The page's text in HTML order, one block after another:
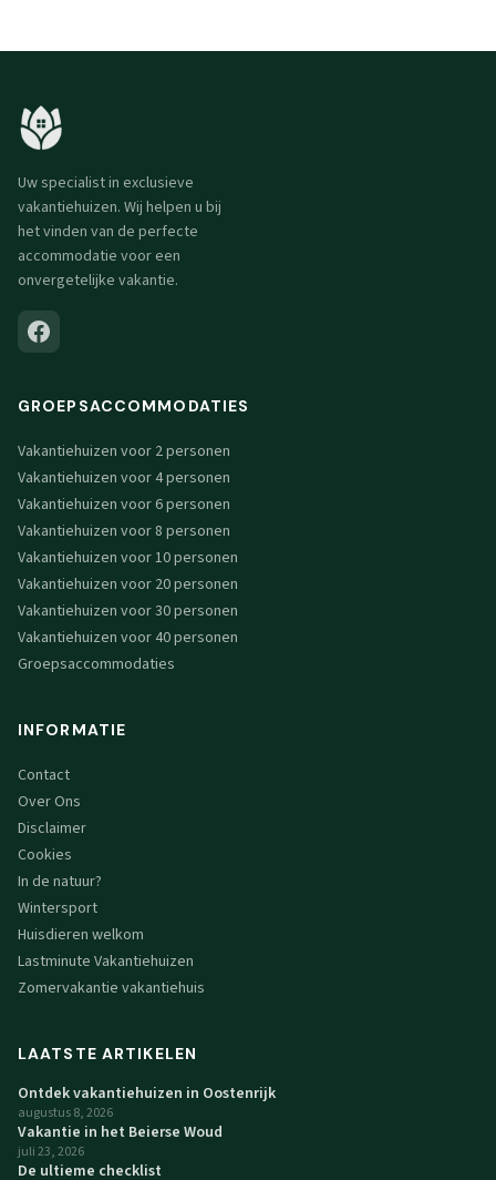
Uw specialist in exclusieve
vakantiehuizen. Wij helpen u bij
het vinden van de perfecte
accommodatie voor een
onvergetelijke vakantie.
GROEPSACCOMMODATIES
Vakantiehuizen voor 2 personen
Vakantiehuizen voor 4 personen
Vakantiehuizen voor 6 personen
Vakantiehuizen voor 8 personen
Vakantiehuizen voor 10 personen
Vakantiehuizen voor 20 personen
Vakantiehuizen voor 30 personen
Vakantiehuizen voor 40 personen
Groepsaccommodaties
INFORMATIE
Contact
Over Ons
Disclaimer
Cookies
In de natuur?
Wintersport
Huisdieren welkom
Lastminute Vakantiehuizen
Zomervakantie vakantiehuis
LAATSTE ARTIKELEN
Ontdek vakantiehuizen in Oostenrijk
augustus 8, 2026
Vakantie in het Beierse Woud
juli 23, 2026
De ultieme checklist